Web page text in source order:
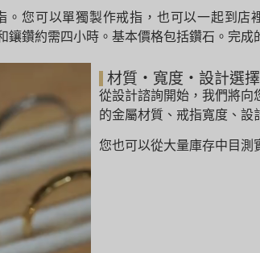
您可以單獨製作戒指，也可以一起到店
鑲鑽約需四小時。基本價格包括鑽石。完成
材質・寬度・設計選擇
從設計諮詢開始，我們將向
的金屬材質、戒指寬度、設
您也可以從大量庫存中目測